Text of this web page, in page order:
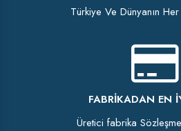
Türkiye Ve Dünyanın
FABRIKADAN EN
Üretici fabrika